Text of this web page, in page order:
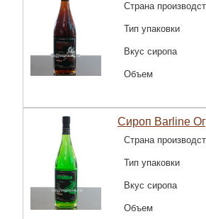
Страна
Тип упаковки
Вкус сиропа
Объем
Сироп Barline
Страна
Тип упаковки
Вкус сиропа
Объем